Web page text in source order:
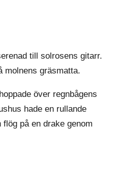
till solrosens gitarr.
molnens gräsmatta.
över regnbågens
hade en rullande
på en drake genom